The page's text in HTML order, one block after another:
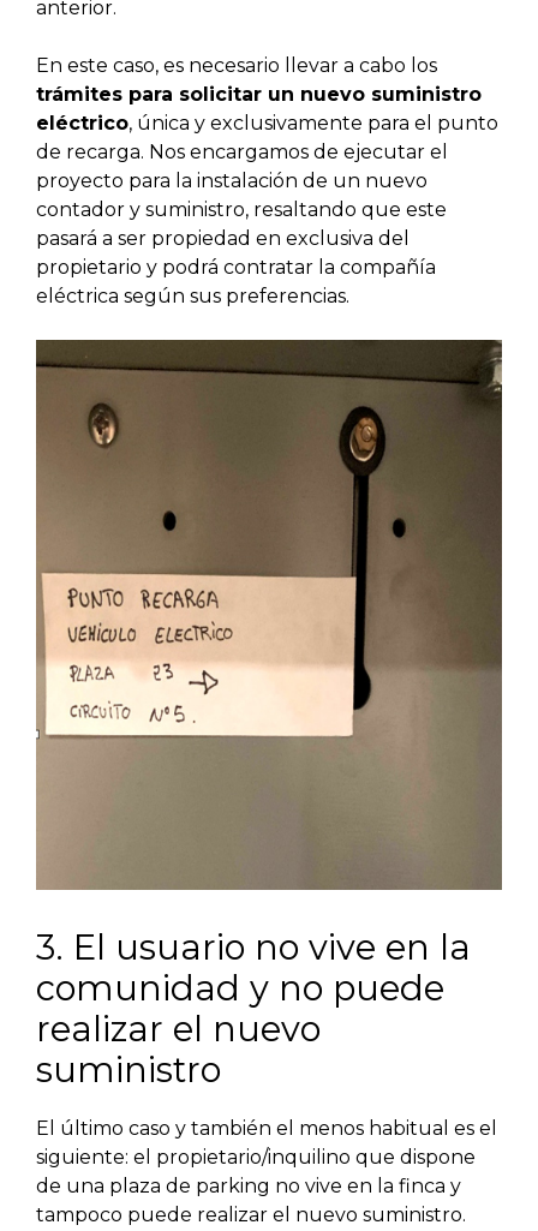
anterior.
En este caso, es necesario llevar a cabo los
trámites para solicitar un nuevo suministro
eléctrico, única y exclusivamente para el punto
de recarga. Nos encargamos de ejecutar el
proyecto para la instalación de un nuevo
contador y suministro, resaltando que este
pasará a ser propiedad en exclusiva del
propietario y podrá contratar la compañía
eléctrica según sus preferencias.
3. El usuario no vive en la
comunidad y no puede
realizar el nuevo
suministro
El último caso y también el menos habitual es el
siguiente: el propietario/inquilino que dispone
de una plaza de parking no vive en la finca y
tampoco puede realizar el nuevo suministro.